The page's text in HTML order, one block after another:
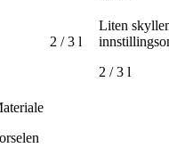
2 / 3 l
Liten
2 / 3 l